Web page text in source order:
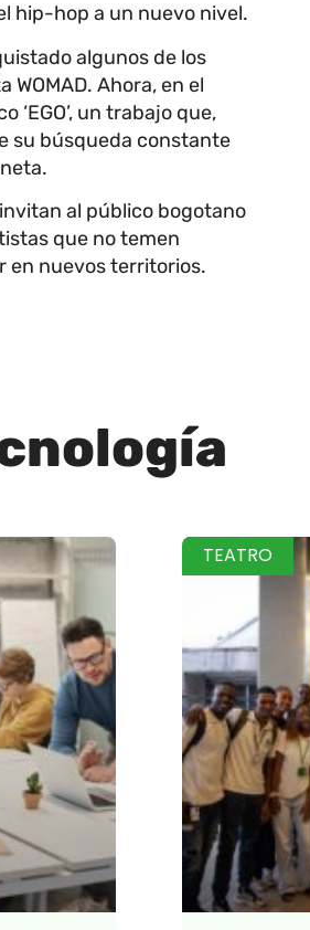
hip-hop a un nuevo nivel.
algunos de los
Ahora, en el
un trabajo que,
su búsqueda constante
al público bogotano
que no temen
en nuevos territorios.
TEATRO